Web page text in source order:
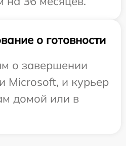
о готовности
о завершении
Microsoft, и курьер
домой или в